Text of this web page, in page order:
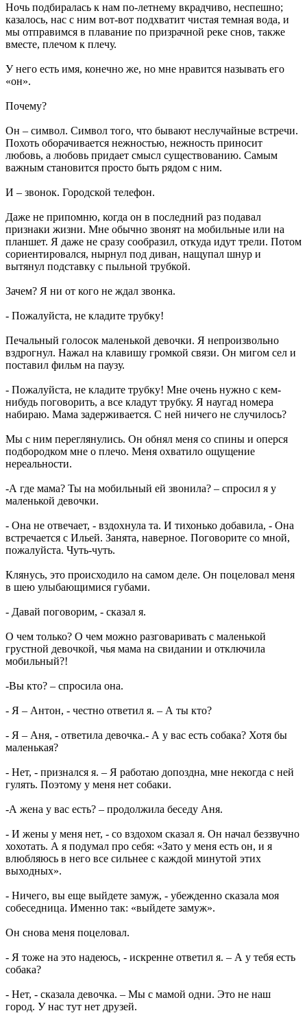
Ночь подбиралась к нам по-летнему вкрадчиво, неспешно;
казалось, нас с ним вот-вот подхватит чистая темная вода, и
мы отправимся в плавание по призрачной реке снов, также
вместе, плечом к плечу.
У него есть имя, конечно же, но мне нравится называть его
«он».
Почему?
Он – символ. Символ того, что бывают неслучайные встречи.
Похоть оборачивается нежностью, нежность приносит
любовь, а любовь придает смысл существованию. Самым
важным становится просто быть рядом с ним.
И – звонок. Городской телефон.
Даже не припомню, когда он в последний раз подавал
признаки жизни. Мне обычно звонят на мобильные или на
планшет. Я даже не сразу сообразил, откуда идут трели. Потом
сориентировался, нырнул под диван, нащупал шнур и
вытянул подставку с пыльной трубкой.
Зачем? Я ни от кого не ждал звонка.
- Пожалуйста, не кладите трубку!
Печальный голосок маленькой девочки. Я непроизвольно
вздрогнул. Нажал на клавишу громкой связи. Он мигом сел и
поставил фильм на паузу.
- Пожалуйста, не кладите трубку! Мне очень нужно с кем-
нибудь поговорить, а все кладут трубку. Я наугад номера
набираю. Мама задерживается. С ней ничего не случилось?
Мы с ним переглянулись. Он обнял меня со спины и оперся
подбородком мне о плечо. Меня охватило ощущение
нереальности.
-А где мама? Ты на мобильный ей звонила? – спросил я у
маленькой девочки.
- Она не отвечает, - вздохнула та. И тихонько добавила, - Она
встречается с Ильей. Занята, наверное. Поговорите со мной,
пожалуйста. Чуть-чуть.
Клянусь, это происходило на самом деле. Он поцеловал меня
в шею улыбающимися губами.
- Давай поговорим, - сказал я.
О чем только? О чем можно разговаривать с маленькой
грустной девочкой, чья мама на свидании и отключила
мобильный?!
-Вы кто? – спросила она.
- Я – Антон, - честно ответил я. – А ты кто?
- Я – Аня, - ответила девочка.- А у вас есть собака? Хотя бы
маленькая?
- Нет, - признался я. – Я работаю допоздна, мне некогда с ней
гулять. Поэтому у меня нет собаки.
-А жена у вас есть? – продолжила беседу Аня.
- И жены у меня нет, - со вздохом сказал я. Он начал беззвучно
хохотать. А я подумал про себя: «Зато у меня есть он, и я
влюбляюсь в него все сильнее с каждой минутой этих
выходных».
- Ничего, вы еще выйдете замуж, - убежденно сказала моя
собеседница. Именно так: «выйдете замуж».
Он снова меня поцеловал.
- Я тоже на это надеюсь, - искренне ответил я. – А у тебя есть
собака?
- Нет, - сказала девочка. – Мы с мамой одни. Это не наш
город. У нас тут нет друзей.